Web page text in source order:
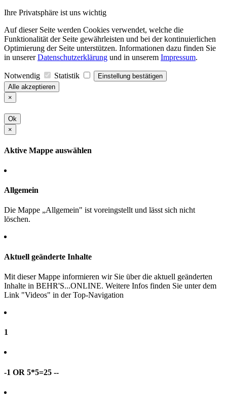
Ihre Privatsphäre ist uns wichtig
Auf dieser Seite werden Cookies verwendet, welche die
Funktionalität der Seite gewährleisten und bei der kontinuierlichen
Optimierung der Seite unterstützen. Informationen dazu finden Sie
in unsererDatenschutzerklärung und in unserem Impressum.
Notwendig Statistik
Einstellung bestätigen
Alle akzeptieren
×
Ok
×
Aktive Mappe auswählen
Allgemein
Die Mappe „Allgemein" ist voreingstellt und lässt sich nicht
löschen.
Aktuell geänderte Inhalte
Mit dieser Mappe informieren wir Sie über die aktuell geänderten
Inhalte in BEHR'S...ONLINE. Weitere Infos finden Sie unter dem
Link "Videos" in der Top-Navigation
1
-1 OR 5*5=25 --